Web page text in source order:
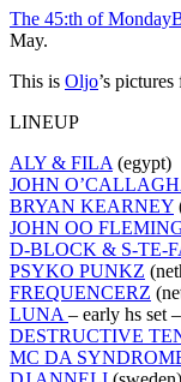
The 45:th of
May.
This is Oljo’s
LINEUP
ALY & FILA (egypt)
JOHN
BRYAN KEARNEY
JOHN OO
D-BLOCK & S-TE-
PSYKO PUNKZ
FREQUENCERZ
LUNA – early hs set
DESTRUCTIVE
MC DA